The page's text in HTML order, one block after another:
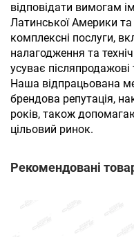
відповідати вимогам
Латинської Америки
комплексні послуги,
налагодження та
усуває післяпродажові
Наша відпрацьована
брендова репутація,
років, також
цільовий ринок.
Рекомендовані